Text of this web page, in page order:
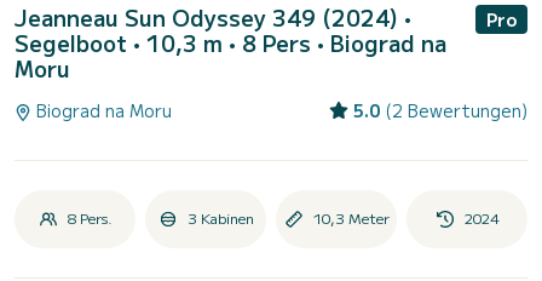
Jeanneau Sun Odyssey 349 (2024) •
Segelboot • 10,3 m • 8 Pers • Biograd na
Moru
Pro
Biograd na Moru 5.0 (2 Bewertungen)
8 Pers. 3 Kabinen 10,3 Meter 2024